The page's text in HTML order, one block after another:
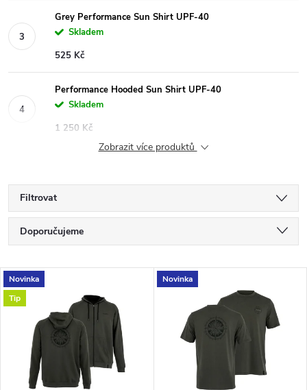
Grey Performance Sun Shirt UPF-40
Skladem
525 Kč
Performance Hooded Sun Shirt UPF-40
Skladem
1 250 Kč
Zobrazit více produktů
Filtrovat
Ř
a
z
Doporučujeme
Nejdražší
Nejprodávanější
Abecedně
V
ý
Novinka
Tip
Novinka